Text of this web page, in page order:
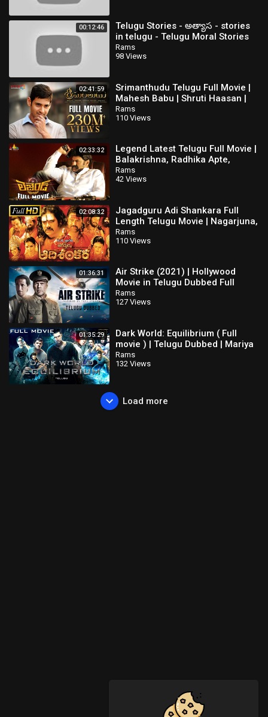
00:12:46
Telugu Stories - అత్యాస - stories
in telugu - Telugu Moral Stories
Rams
98 Views
02:41:59
Srimanthudu Telugu Full Movie |
Mahesh Babu | Shruti Haasan |
Jagapathi Babu | Latest Telugu
Movies
Rams
110 Views
02:33:32
Legend Latest Telugu Full Movie |
Balakrishna, Radhika Apte,
Jagapathi Babu @SriBalajiMovies
Rams
42 Views
02:08:32
Jagadguru Adi Shankara Full
Length Telugu Movie | Nagarjuna,
Mohan Babu, Kaushik Babu
Rams
110 Views
01:36:31
Air Strike (2021) | Hollywood
Movie in Telugu Dubbed Full
Action HD | Ye Liu, Bruce Willis
Rams
127 Views
01:35:29
Dark World: Equilibrium ( Full
movie ) | Telugu Dubbed | Mariya
Pirogova | Pavel Priluchniy
Rams
132 Views
Load more